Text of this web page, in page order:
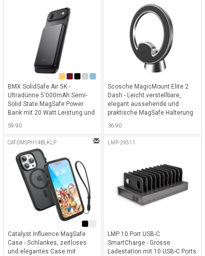
enthalten) - Midnight
BMX SolidSafe Air 5K -
Ultradünne 5'000mAh Semi-
Solid State MagSafe Power
Bank mit 20 Watt Leistung und
59.90
Scosche MagicMount Elite 2
Dash - Leicht verstellbare,
elegant aussehende und
praktische MagSafe Halterung
36.90
CAT-DMSPH14BLKLP
Catalyst Influence MagSafe
Case - Schlankes, zeitloses
und elegantes Case mit
LMP-29511
LMP 10 Port USB-C
SmartCharge - Grosse
Ladestation mit 10 USB-C Ports